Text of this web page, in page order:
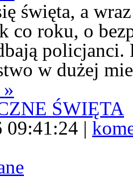
święta, a
co roku, o
policjanci.
w dużej
ŚWIĘTA
09:41:24 |